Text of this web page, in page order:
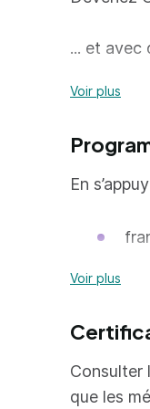
... et avec
Le
des
Vous
Voir plus
En
Voir plus
Consulter
que les